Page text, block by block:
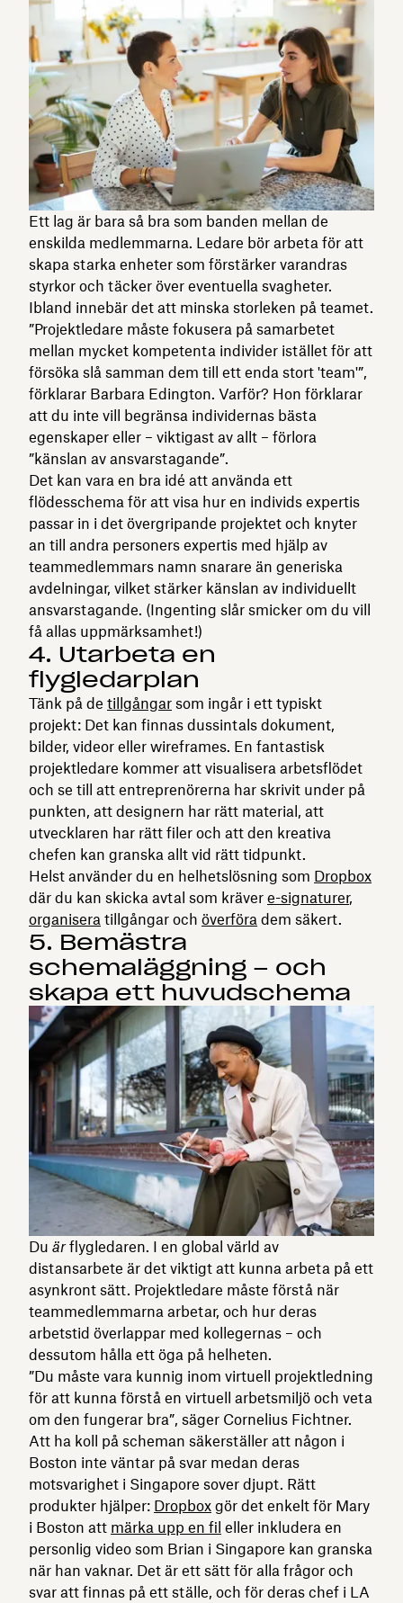
Ett lag är bara så bra som banden mellan de
enskilda medlemmarna. Ledare bör arbeta för att
skapa starka enheter som förstärker varandras
styrkor och täcker över eventuella svagheter.
Ibland innebär det att minska storleken på teamet.
”Projektledare måste fokusera på samarbetet
mellan mycket kompetenta individer istället för att
försöka slå samman dem till ett enda stort 'team'”,
förklarar Barbara Edington. Varför? Hon förklarar
att du inte vill begränsa individernas bästa
egenskaper eller – viktigast av allt – förlora
”känslan av ansvarstagande”.
Det kan vara en bra idé att använda ett
flödesschema för att visa hur en individs expertis
passar in i det övergripande projektet och knyter
an till andra personers expertis med hjälp av
teammedlemmars namn snarare än generiska
avdelningar, vilket stärker känslan av individuellt
ansvarstagande. (Ingenting slår smicker om du vill
få allas uppmärksamhet!)
4. Utarbeta en
flygledarplan
Tänk på de tillgångar som ingår i ett typiskt
projekt: Det kan finnas dussintals dokument,
bilder, videor eller wireframes. En fantastisk
projektledare kommer att visualisera arbetsflödet
och se till att entreprenörerna har skrivit under på
punkten, att designern har rätt material, att
utvecklaren har rätt filer och att den kreativa
chefen kan granska allt vid rätt tidpunkt.
Helst använder du en helhetslösning som Dropbox
där du kan skicka avtal som kräver e-signaturer,
organisera tillgångar och överföra dem säkert.
5. Bemästra
schemaläggning – och
skapa ett huvudschema
Du ärflygledaren. I en global värld av
distansarbete är det viktigt att kunna arbeta på ett
asynkront sätt. Projektledare måste förstå när
teammedlemmarna arbetar, och hur deras
arbetstid överlappar med kollegernas – och
dessutom hålla ett öga på helheten.
”Du måste vara kunnig inom virtuell projektledning
för att kunna förstå en virtuell arbetsmiljö och veta
om den fungerar bra”, säger Cornelius Fichtner.
Att ha koll på scheman säkerställer att någon i
Boston inte väntar på svar medan deras
motsvarighet i Singapore sover djupt. Rätt
produkter hjälper: Dropbox gör det enkelt för Mary
i Boston att märka upp en fil eller inkludera en
personlig video som Brian i Singapore kan granska
när han vaknar. Det är ett sätt för alla frågor och
svar att finnas på ett ställe, och för deras chef i LA